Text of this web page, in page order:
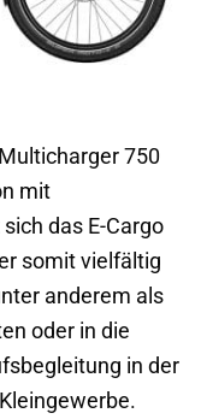
750
mit
das E-Cargo
somit vielfältig
anderem als
oder in die
in der